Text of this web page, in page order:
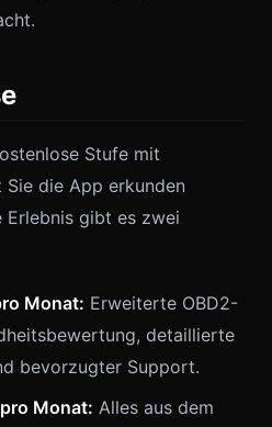
Stufe mit
die App erkunden
Erlebnis gibt es zwei
Monat: Erweiterte OBD2-
detaillierte
bevorzugter Support.
Monat: Alles aus dem